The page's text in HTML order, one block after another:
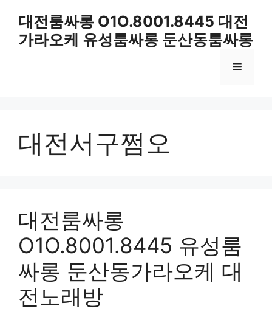
대전룸싸롱 O1O.8001.8445 대전
가라오케 유성룸싸롱 둔산동룸싸롱
메
대전서구쩜오
대전룸싸롱
O1O.8001.8445 유성룸
싸롱 둔산동가라오케 대
전노래방